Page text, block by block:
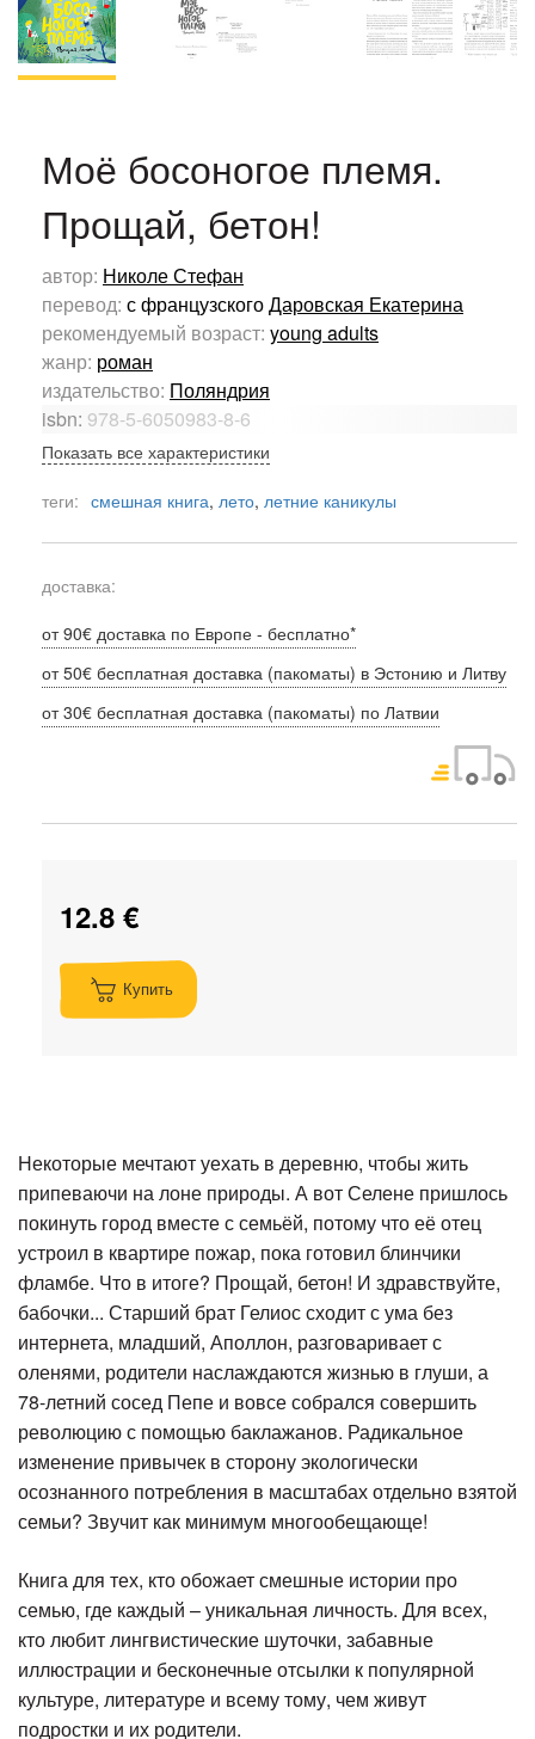
Моё босоногое племя.
Прощай, бетон!
автор: Николе Стефан
перевод: с французскогоДаровская Екатерина
рекомендуемый возраст: young adults
жанр: роман
издательство: Поляндрия
isbn: 978-5-6050983-8-6
Показать все характеристики
теги: смешная книга, лето, летние каникулы
доставка:
от 90€ доставка по Европе - бесплатно*
от 50€ бесплатная доставка (пакоматы) в Эстонию и Литву
от 30€ бесплатная доставка (пакоматы) по Латвии
12.8 €
Купить
Некоторые мечтают уехать в деревню, чтобы жить
припеваючи на лоне природы. А вот Селене пришлось
покинуть город вместе с семьёй, потому что её отец
устроил в квартире пожар, пока готовил блинчики
фламбе. Что в итоге? Прощай, бетон! И здравствуйте,
бабочки... Старший брат Гелиос сходит с ума без
интернета, младший, Аполлон, разговаривает с
оленями, родители наслаждаются жизнью в глуши, а
78-летний сосед Пепе и вовсе собрался совершить
революцию с помощью баклажанов. Радикальное
изменение привычек в сторону экологически
осознанного потребления в масштабах отдельно взятой
семьи? Звучит как минимум многообещающе!
Книга для тех, кто обожает смешные истории про
семью, где каждый – уникальная личность. Для всех,
кто любит лингвистические шуточки, забавные
иллюстрации и бесконечные отсылки к популярной
культуре, литературе и всему тому, чем живут
подростки и их родители.